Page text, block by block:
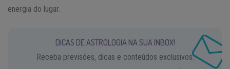
energia do lugar.
DICAS DE ASTROLOGIA NA SUA INBOX!
Receba previsões, dicas e conteúdos exclusivos.